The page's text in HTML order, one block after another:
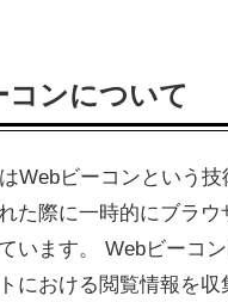
ンについて
Webビーコンという
た際に一時的にブラ
います。 Webビーコ
における閲覧情報を